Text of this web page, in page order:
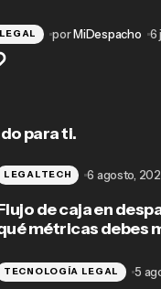
porMiDespacho 6
para ti.
de caja en
métricas debes
LEGALTECH 6 agosto,
TECNOLOGÍA LEGAL 5